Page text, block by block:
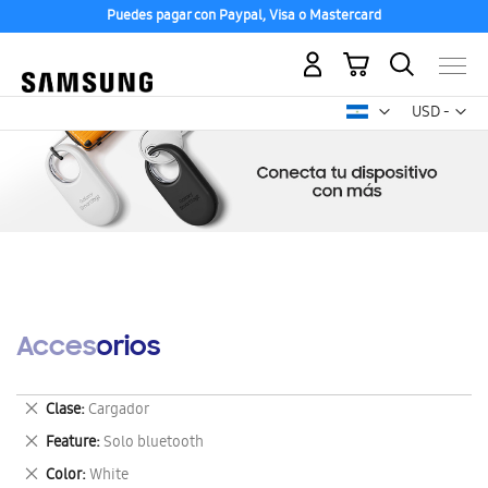
Puedes pagar con Paypal, Visa o Mastercard
USD -
dólar
Mi carrito
Accesorios
Clase Cargador
Eliminar
este
artículo
Feature Solo bluetooth
Eliminar
este
Color White
Eliminar